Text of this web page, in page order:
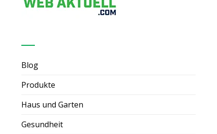
Blog
Produkte
Haus und Garten
Gesundheit